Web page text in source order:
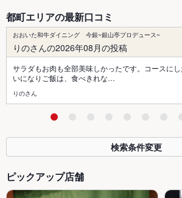
都町エリアの最新口コミ
おおいた和牛ダイニング 今銀~銀山亭プロデュース~
りのさんの2026年08月の投稿
サラダもお肉も全部美味しかったです。コースに
いになりご飯は、食べきれな…
りのさん
検索条件変更
ピックアップ店舗